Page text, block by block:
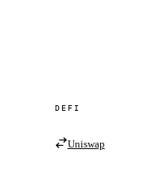
DEFI
Uniswap